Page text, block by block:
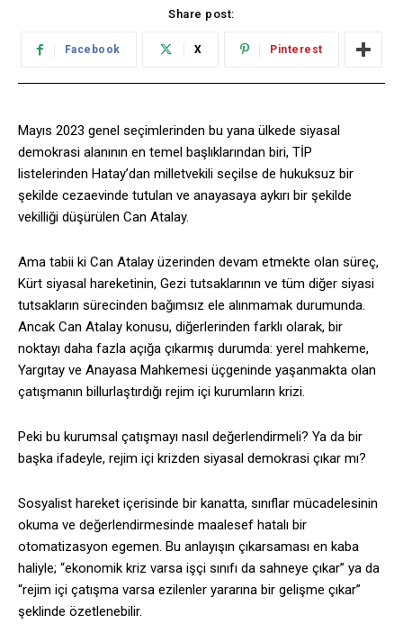
Share post:
Facebook X Pinterest
Mayıs 2023 genel seçimlerinden bu yana ülkede siyasal
demokrasi alanının en temel başlıklarından biri, TİP
listelerinden Hatay’dan milletvekili seçilse de hukuksuz bir
şekilde cezaevinde tutulan ve anayasaya aykırı bir şekilde
vekilliği düşürülen Can Atalay.
Ama tabii ki Can Atalay üzerinden devam etmekte olan süreç,
Kürt siyasal hareketinin, Gezi tutsaklarının ve tüm diğer siyasi
tutsakların sürecinden bağımsız ele alınmamak durumunda.
Ancak Can Atalay konusu, diğerlerinden farklı olarak, bir
noktayı daha fazla açığa çıkarmış durumda: yerel mahkeme,
Yargıtay ve Anayasa Mahkemesi üçgeninde yaşanmakta olan
çatışmanın billurlaştırdığı rejim içi kurumların krizi.
Peki bu kurumsal çatışmayı nasıl değerlendirmeli? Ya da bir
başka ifadeyle, rejim içi krizden siyasal demokrasi çıkar mı?
Sosyalist hareket içerisinde bir kanatta, sınıflar mücadelesinin
okuma ve değerlendirmesinde maalesef hatalı bir
otomatizasyon egemen. Bu anlayışın çıkarsaması en kaba
haliyle; “ekonomik kriz varsa işçi sınıfı da sahneye çıkar” ya da
“rejim içi çatışma varsa ezilenler yararına bir gelişme çıkar”
şeklinde özetlenebilir.